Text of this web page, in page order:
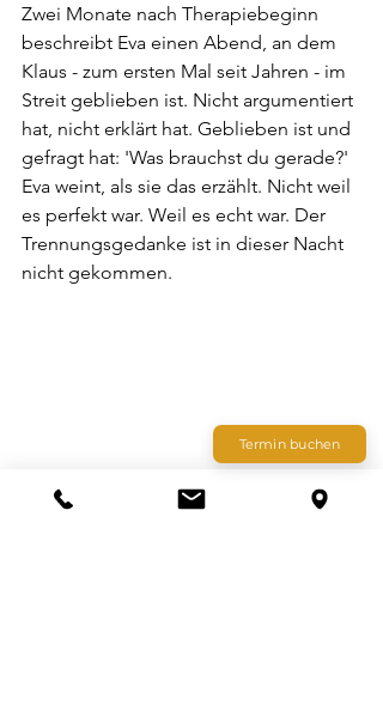
Zwei Monate nach Therapiebeginn
beschreibt Eva einen Abend, an dem
Klaus - zum ersten Mal seit Jahren - im
Streit geblieben ist. Nicht argumentiert
hat, nicht erklärt hat. Geblieben ist und
gefragt hat: 'Was brauchst du gerade?'
Eva weint, als sie das erzählt. Nicht weil
es perfekt war. Weil es echt war. Der
Trennungsgedanke ist in dieser Nacht
nicht gekommen.
Termin buchen